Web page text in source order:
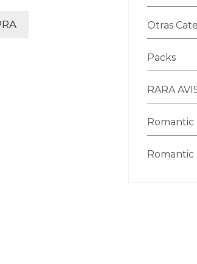
Otras
Packs
RARA
Romantic
Romantic